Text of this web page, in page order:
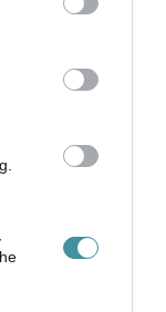
party tags to
below Google
IS LEHET, MIRE